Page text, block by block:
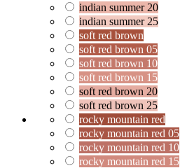
indian summer 20
indian summer 25
soft red brown
soft red brown 05
soft red brown 10
soft red brown 15
soft red brown 20
soft red brown 25
rocky mountain red
rocky mountain red 05
rocky mountain red 10
rocky mountain red 15